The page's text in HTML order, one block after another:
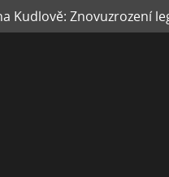
Kudlově: Znovuzrození